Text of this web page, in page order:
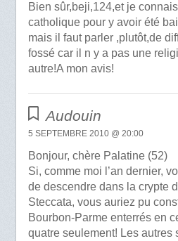
Bien sûr,beji,124,et je
catholique pour y avoir été
mais il faut parler ,plutôt,de
fossé car il n y a pas une
autre!A mon avis!
Audouin
5 SEPTEMBRE 2010 @ 20:00
Bonjour, chère Palatine (52)
Si, comme moi l’an dernier,
de descendre dans la crypte
Steccata, vous auriez pu
Bourbon-Parme enterrés en
quatre seulement! Les